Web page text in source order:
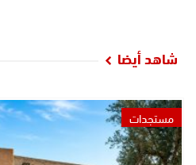
شاهد أيضا
مستجدات